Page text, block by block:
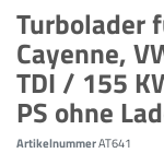
Turbolader
Cayenne,
TDI / 155
PS ohne
ArtikelnummerAT641